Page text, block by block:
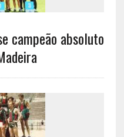
campeão absoluto